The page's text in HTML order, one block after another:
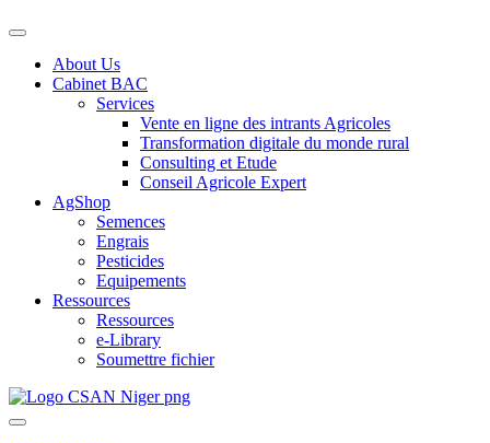
About Us
Cabinet BAC
Services
Vente en ligne des intrants Agricoles
Transformation digitale du monde rural
Consulting et Etude
Conseil Agricole Expert
AgShop
Semences
Engrais
Pesticides
Equipements
Ressources
Ressources
e-Library
Soumettre fichier